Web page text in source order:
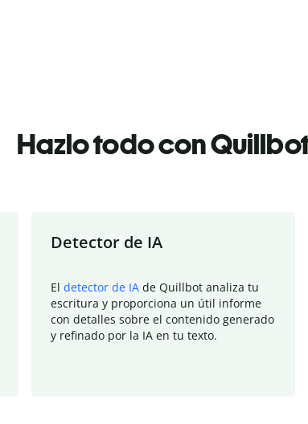
Hazlo todo con
Detector de IA
El detector de IA de Quillbot analiza tu
escritura y proporciona un útil informe
con detalles sobre el contenido generado
y refinado por la IA en tu texto.